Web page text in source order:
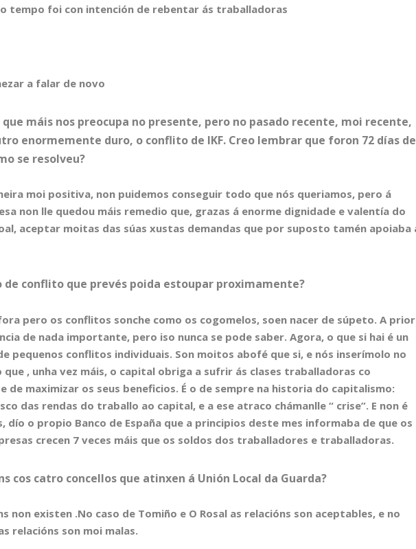
tempo foi con intención de rebentar ás traballadoras
a falar de novo
que máis nos preocupa no presente, pero no pasado recente, moi recente,
enormemente duro, o conflito de IKF. Creo lembrar que foron 72 días de
se resolveu?
moi positiva, non puidemos conseguir todo que nós queriamos, pero á
non lle quedou máis remedio que, grazas á enorme dignidade e valentía do
aceptar moitas das súas xustas demandas que por suposto tamén apoiaba
conflito que prevés poida estoupar proximamente?
pero os conflitos sonche como os cogomelos, soen nacer de súpeto. A
de nada importante, pero iso nunca se pode saber. Agora, o que si hai é un
pequenos conflitos individuais. Son moitos abofé que si, e nós inserímolo no
, unha vez máis, o capital obriga a sufrir ás clases traballadoras co
de maximizar os seus beneficios. É o de sempre na historia do capitalismo:
das rendas do traballo ao capital, e a ese atraco chámanlle “ crise”. E non é
dío o propio Banco de España que a principios deste mes informaba de que os
crecen 7 veces máis que os soldos dos traballadores e traballadoras.
cos catro concellos que atinxen á Unión Local da Guarda?
non existen .No caso de Tomiño e O Rosal as relacións son aceptables, e no
relacións son moi malas.